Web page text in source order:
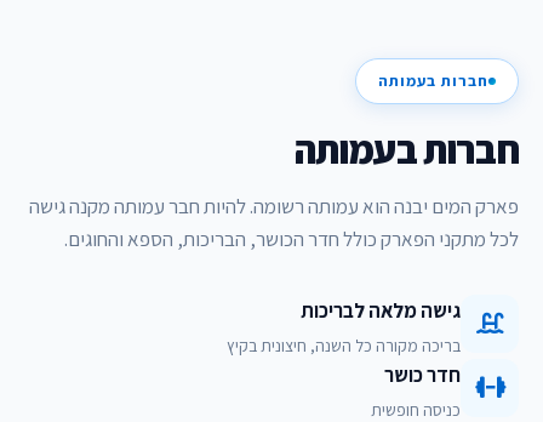
חברות בעמותה
חברות בעמותה
פארק המים יבנה הוא עמותה רשומה. להיות חבר עמותה מקנה גישה
לכל מתקני הפארק כולל חדר הכושר, הבריכות, הספא והחוגים.
גישה מלאה לבריכות
בריכה מקורה כל השנה, חיצונית בקיץ
חדר כושר
כניסה חופשית